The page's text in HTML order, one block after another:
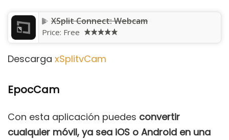
XSplit Connect: Webcam
Price: Free
Descarga xSplitvCam
EpocCam
Con esta aplicación puedes convertir
cualquier móvil, ya sea iOS o Android en una